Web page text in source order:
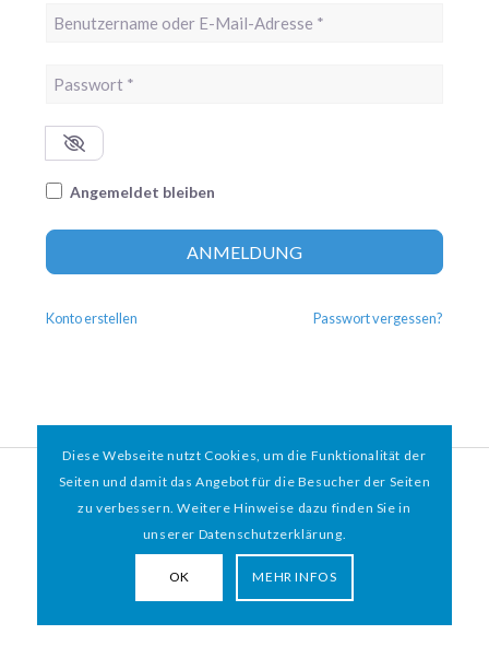
Benutzername oder E-Mail-Adresse
Passwort *
Angemeldet bleiben
ANMELDUNG
Konto erstellen Passwort vergessen?
© 2026 HAMBURGER*MIT HERZ e.V. | WEBDESIGN BY WEBIGAMI
Diese Webseite nutzt Cookies, um die Funktionalität der
Seiten und damit das Angebot für die Besucher der Seiten
zu verbessern. Weitere Hinweise dazu finden Sie in
unserer Datenschutzerklärung.
OK MEHR INFOS